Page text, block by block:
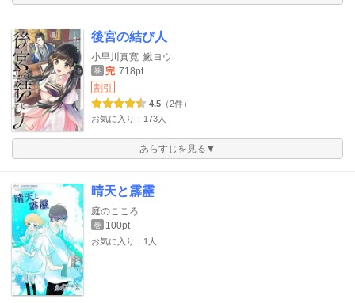
後宮の結び人
小早川真寛 鰍ヨウ
巻 完 718pt
割引
4.5 （2件）
お気に入り：173人
あらすじを見る▼
晴天と霹靂
庭のこころ
巻 100pt
お気に入り：1人